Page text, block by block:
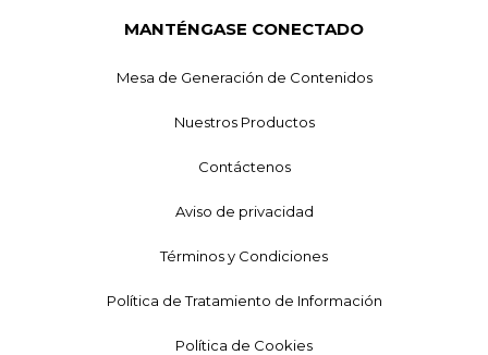
MANTÉNGASE CONECTADO
Mesa de Generación de Contenidos
Nuestros Productos
Contáctenos
Aviso de privacidad
Términos y Condiciones
Política de Tratamiento de Información
Política de Cookies